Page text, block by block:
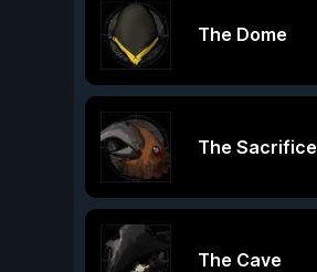
The Dome
The Sacrifice
The Cave